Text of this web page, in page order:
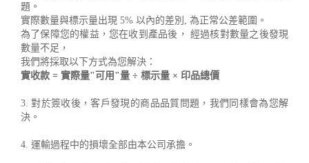
題。
實際數量與標示量出現 5% 以內的差別, 為正常公差範圍。
為了保障您的權益，您在收到產品後， 經過核對數量之後發現
數量不足，
我們將採取以下方式為您解決：
實收款 = 實際量"可用"量 ÷ 標示量 × 印品總價
3. 對於簽收後，客戶發現的商品品質問題，我們同樣會為您解
決。
4. 運輸過程中的損壞全部由本公司承擔。